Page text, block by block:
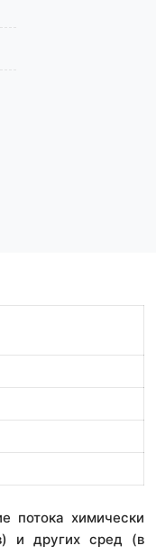
потока химически
и других сред (в